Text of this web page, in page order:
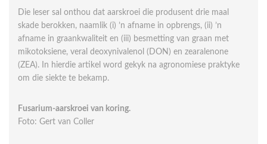
Die leser sal onthou dat aarskroei die produsent drie maal
skade berokken, naamlik (i) ’n afname in opbrengs, (ii) ’n
afname in graankwaliteit en (iii) besmetting van graan met
mikotoksiene, veral deoxynivalenol (DON) en zearalenone
(ZEA). In hierdie artikel word gekyk na agronomiese praktyke
om die siekte te bekamp.
Fusarium-aarskroei van koring.
Foto: Gert van Coller